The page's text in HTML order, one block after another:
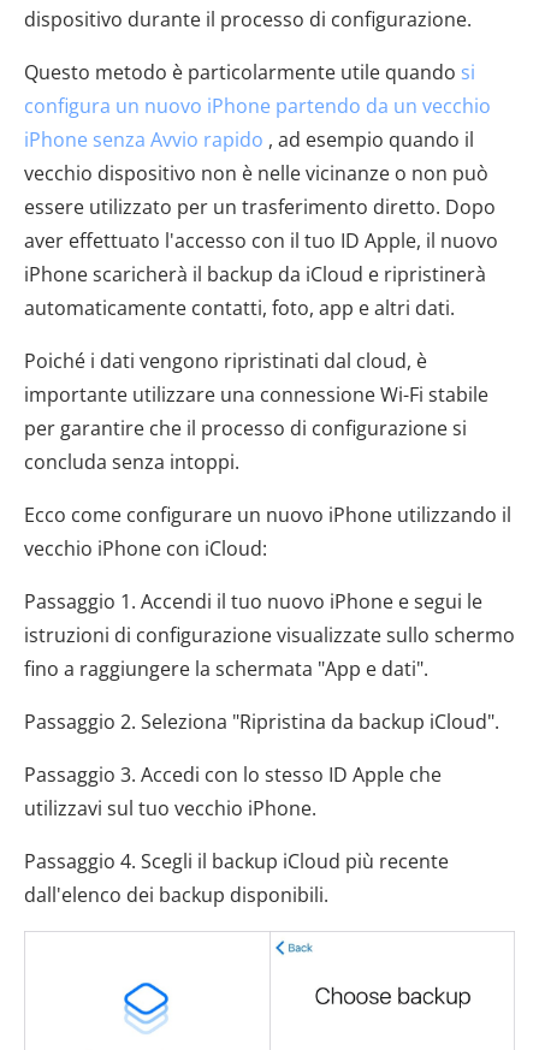
dispositivo durante il processo di configurazione.
Questo metodo è particolarmente utile quando si
configura un nuovo iPhone partendo da un vecchio
iPhone senza Avvio rapido , ad esempio quando il
vecchio dispositivo non è nelle vicinanze o non può
essere utilizzato per un trasferimento diretto. Dopo
aver effettuato l'accesso con il tuo ID Apple, il nuovo
iPhone scaricherà il backup da iCloud e ripristinerà
automaticamente contatti, foto, app e altri dati.
Poiché i dati vengono ripristinati dal cloud, è
importante utilizzare una connessione Wi-Fi stabile
per garantire che il processo di configurazione si
concluda senza intoppi.
Ecco come configurare un nuovo iPhone utilizzando il
vecchio iPhone con iCloud:
Passaggio 1. Accendi il tuo nuovo iPhone e segui le
istruzioni di configurazione visualizzate sullo schermo
fino a raggiungere la schermata "App e dati".
Passaggio 2. Seleziona "Ripristina da backup iCloud".
Passaggio 3. Accedi con lo stesso ID Apple che
utilizzavi sul tuo vecchio iPhone.
Passaggio 4. Scegli il backup iCloud più recente
dall'elenco dei backup disponibili.